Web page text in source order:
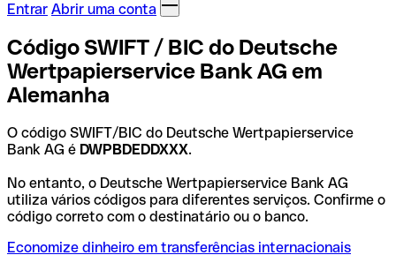
Entrar Abrir uma conta
Código SWIFT / BIC do Deutsche
Wertpapierservice Bank AG em
Alemanha
O código SWIFT/BIC do Deutsche Wertpapierservice
Bank AG é DWPBDEDDXXX.
No entanto, o Deutsche Wertpapierservice Bank AG
utiliza vários códigos para diferentes serviços. Confirme o
código correto com o destinatário ou o banco.
Economize dinheiro em transferências internacionais